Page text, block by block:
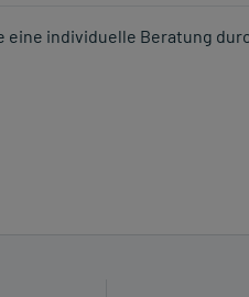
eine individuelle Beratung